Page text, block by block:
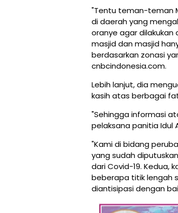
"Tentu teman-teman
di daerah yang
oranye agar
masjid dan masjid
berdasarkan zonasi
cnbcindonesia.com.
Lebih lanjut, dia
kasih atas berbagai
"Sehingga informasi
pelaksana panitia Idul
"Kami di bidang
yang sudah
dari Covid-19. Kedua,
beberapa titik lengah
diantisipasi dengan